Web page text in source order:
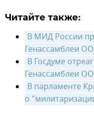
Читайте также:
В МИД России
Генассамблеи
В Госдуме
Генассамблеи
В парламенте
о